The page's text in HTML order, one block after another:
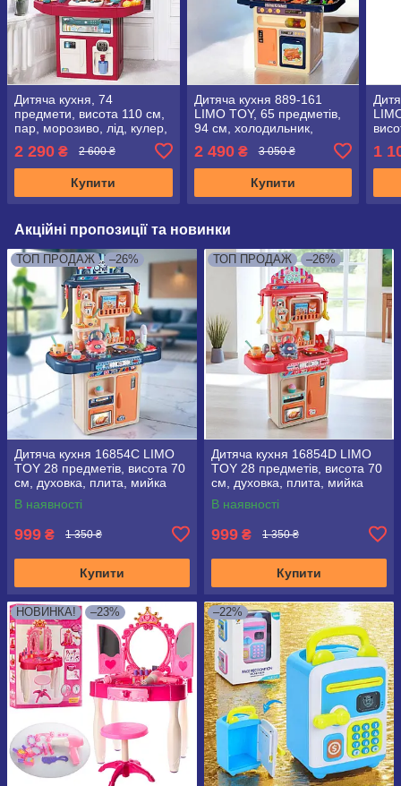
Дитяча кухня, 74
предмети, висота 110 см,
пар, морозиво, лід, кулер,
2 290 ₴ 2 600 ₴
Купити
Дитяча кухня 889-161
LIMO TOY, 65 предметів,
94 см, холодильник,
2 490₴ 3 050 ₴
Купити
1
Акційні пропозиції та новинки
ТОП ПРОДАЖ –26%
Дитяча кухня 16854С LIMO
TOY 28 предметів, висота 70
см, духовка, плита, мийка
(вода)
В наявності
999 ₴ 1 350 ₴
Купити
ТОП ПРОДАЖ –26%
Дитяча кухня 16854D LIMO
TOY 28 предметів, висота 70
см, духовка, плита, мийка
(вода), рожева
В наявності
999 ₴ 1 350 ₴
Купити
НОВИНКА! –23% –22%